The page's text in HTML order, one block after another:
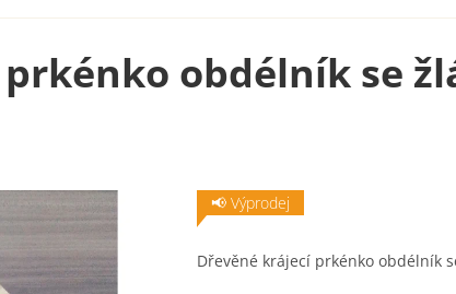
obdélník se
📢 Výprodej
Dřevěné krájecí prkénko obdélník